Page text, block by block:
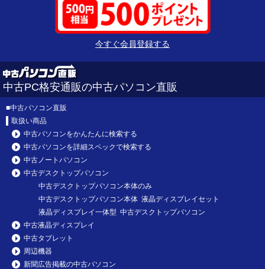
今すぐ会員登録する
中古PC格安通販の中古パソコン直販
■中古パソコン直販
取扱い商品
中古パソコンをかんたんに検索する
中古パソコンを詳細スペックで検索する
中古ノートパソコン
中古デスクトップパソコン
中古デスクトップパソコン本体のみ
中古デスクトップパソコン本体 液晶ディスプレイセット
液晶ディスプレイ一体型 中古デスクトップパソコン
中古液晶ディスプレイ
中古タブレット
周辺機器
新聞広告掲載の中古パソコン